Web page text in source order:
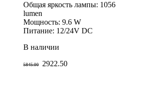
Общая яркость лампы: 1056
lumen
Мощность: 9.6 W
Питание: 12/24V DC
В наличии
5845.00 2922.50